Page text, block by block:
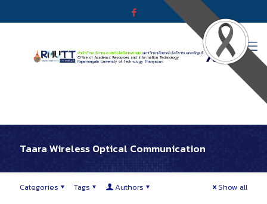
Taara Wireless Optical Communication
Categories Tags Authors Show all